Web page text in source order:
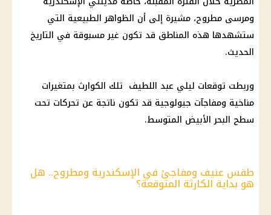
ومرسى مطروح، مشيرة إلى أن الظواهر الطبيعية التي
ستشهدها هذه المناطق قد تكون غير مسبوقة في التاريخ
الحديث.
وربطت توقعات ليلي عبد اللطيف تلك الكوارث بمتغيرات
مناخية ومفاجآت جيولوجية قد تكون ناتجة عن تحركات تحت
سطح البحر الأبيض المتوسط.
طقس عنيف ومفاجئ في الإسكندرية ومطروح.. هل
هو بداية الكارثة المتوقعة؟